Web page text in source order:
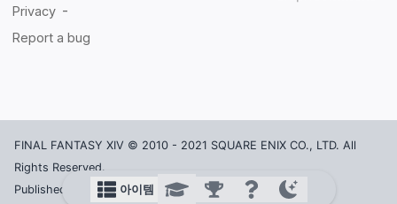
FINAL FANTASY XIV © 2010 - 2021 SQUARE ENIX CO., LTD. All
Rights Reserved.
Published in Korea by ACTOZ SOFT CO., LTD.
아이템